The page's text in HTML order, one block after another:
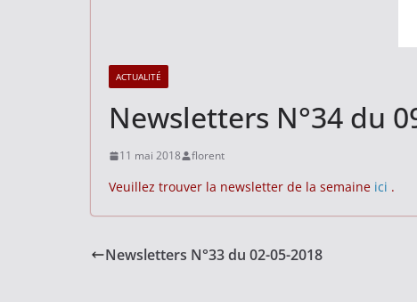
ACTUALITÉ
Newsletters N°34 du
11 mai 2018 florent
Veuillez trouver la newsletter de la semaine ici .
Newsletters N°33 du 02-05-2018